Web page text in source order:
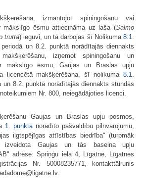
izmantojot spiningošanu vai
mākslīgo ēsmu attiecināma uz laša (Salmo
trutta) ieguvi, un tā darbojas šī Nolikuma8.1
un 8.2. punktā norādītajās diennakts
izņemot spiningošanu un
mākslīgo ēsmu, Gaujas un Braslas upju
licencētā makšķerēšana, šī nolikuma 8.1
un 8.2. punktā norādītajās diennakts stundās
Nr. 800, neiegādājoties licenci.
Gaujas un Braslas upju posmos,
1. punktā norādīto pašvaldību pilnvarojumu,
ilgtspējīgas attīstības biedrība" (turpmāk
Gaujas un tās baseina upju
adrese: Spriņģu iela 4, Līgatne, Līgatnes
Nr. 50008235771, kontakttālrunis